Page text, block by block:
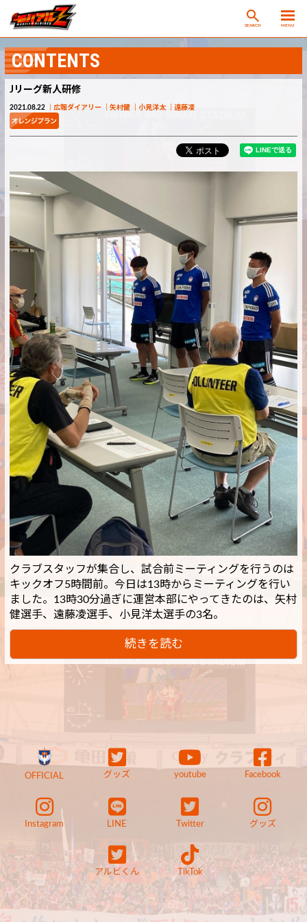
SEARCH MENU
CONTENTS
Jリーグ新人研修
2021.08.22 広報ダイアリー 矢村健 小見洋太 遠藤凌
クラブスタッフが集合し、試合前ミーティングを行うのは
キックオフ5時間前。今日は13時からミーティングを行い
ました。13時30分過ぎに運営本部にやってきたのは、矢村
健選手、遠藤凌選手、小見洋太選手の3名。
続きを読む
OFFICIAL グッズ youtube Facebook
Instagram LINE Twitter グッズ
アルビくん TikTok